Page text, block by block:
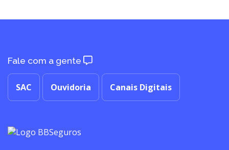
Fale com a gente
SAC Ouvidoria Canais Digitais